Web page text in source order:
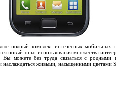
полный комплект интересных мобильных
новый опыт использования множества
можете без труда связаться с родными и
живыми, насыщенными цветами